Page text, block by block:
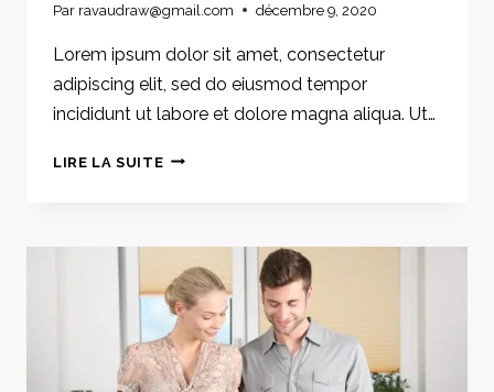
Par ravaudraw@gmail.com décembre 9, 2020
Lorem ipsum dolor sit amet, consectetur
adipiscing elit, sed do eiusmod tempor
incididunt ut labore et dolore magna aliqua. Ut…
LIRE LA SUITEFINE